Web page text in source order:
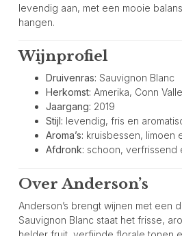
levendig aan, met een mooie
hangen.
Wijnprofiel
Druivenras: Sauvignon Blanc
Herkomst: Amerika, Conn
Jaargang: 2019
Stijl: levendig, fris en
Aroma’s: kruisbessen, limoen
Afdronk: schoon, verfrissend
Over Anderson’s
Anderson’s brengt wijnen met een
Sauvignon Blanc staat het frisse,